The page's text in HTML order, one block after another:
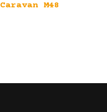
Caravan M48